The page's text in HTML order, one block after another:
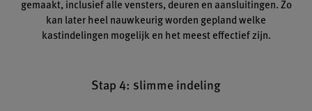
gemaakt, inclusief alle vensters, deuren en aansluitingen. Zo
kan later heel nauwkeurig worden gepland welke
kastindelingen mogelijk en het meest effectief zijn.
Stap 4: slimme indeling